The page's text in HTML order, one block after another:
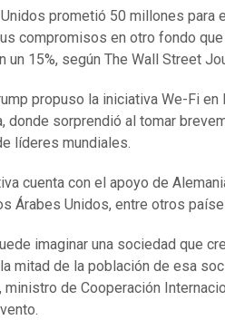
prometió 50 millones para
compromisos en otro fondo
un 15%, según The Wall Street
propuso la iniciativa We-Fi en
donde sorprendió al tomar
líderes mundiales.
cuenta con el apoyo de
Árabes Unidos, entre otros
imaginar una sociedad que
mitad de la población de esa
ministro de Cooperación